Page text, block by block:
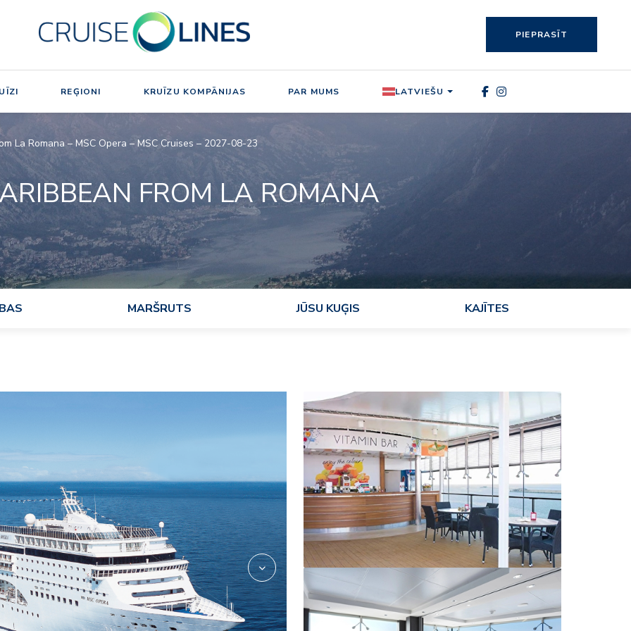
PIEPRASĪT
REĢIONI KRUĪZU KOMPĀNIJAS PAR MUMS LATVIEŠU
La Romana – MSC Opera – MSC Cruises – 2027-08-23
FROM LA ROMANA
MARŠRUTS JŪSU KUĢIS KAJĪTES